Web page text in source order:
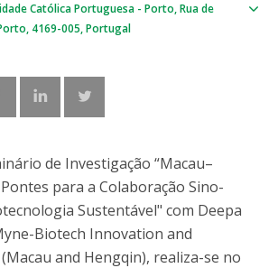
Católica Portuguesa - Porto Rua de
4169-005 Portugal
de Investigação “Macau–
para a Colaboração Sino-
Sustentável" com Deepa
Biotech Innovation and
and Hengqin), realiza-se no